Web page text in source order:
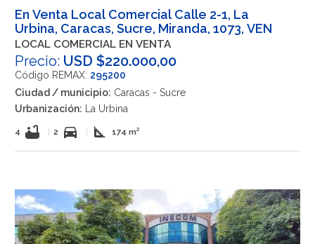
En Venta Local Comercial Calle 2-1, La
Urbina, Caracas, Sucre, Miranda, 1073, VEN
LOCAL COMERCIAL EN VENTA
Precio: USD $220.000,00
Código REMAX: 295200
Ciudad / municipio: Caracas - Sucre
Urbanización: La Urbina
4 bathtub 2 directions_car square_foot 174 m²